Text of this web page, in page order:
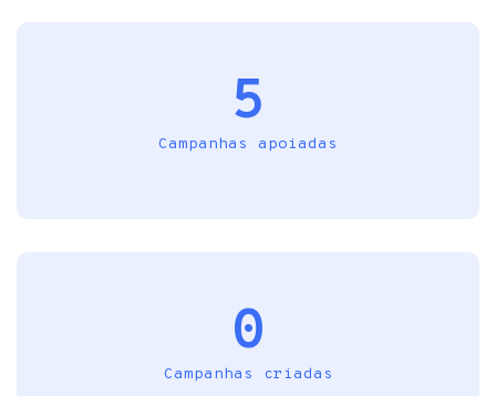
5
Campanhas apoiadas
0
Campanhas criadas